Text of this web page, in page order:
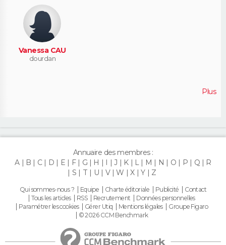
Vanessa CAU
dourdan
Plus
Annuaire des membres :
A
B C D E F G H I J K L M N O P Q
R
S
T U V W X Y Z
Qui sommes-nous ? Equipe Charte éditoriale Publicité
Contact
Tous les articles
RSS Recrutement
Données personnelles
Paramétrer les cookies
Gérer Utiq Mentions légales
Groupe Figaro
© 2026 CCM Benchmark